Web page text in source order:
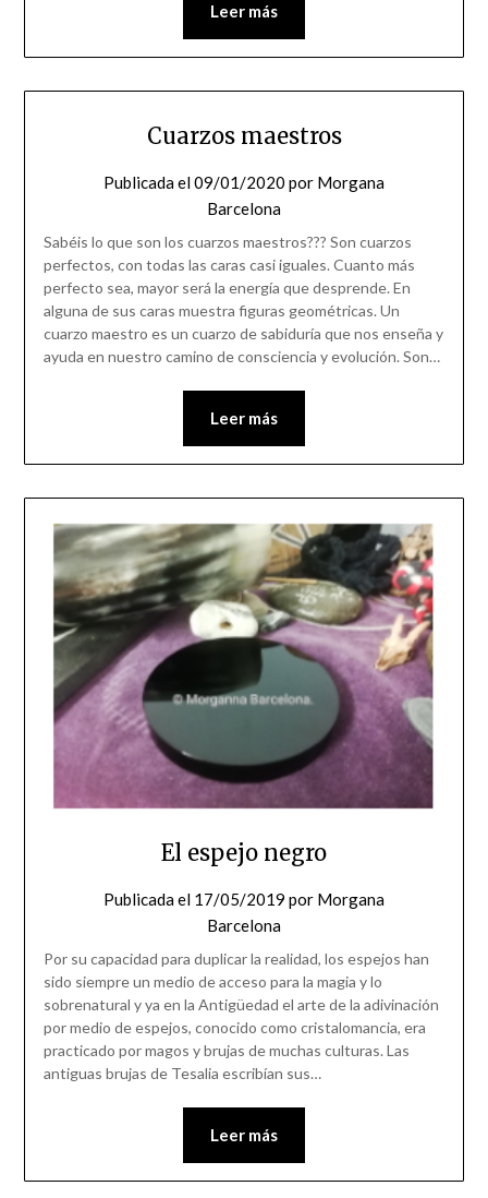
Leer más
Cuarzos maestros
Publicada el09/01/2020 por Morgana
Barcelona
Sabéis lo que son los cuarzos maestros??? Son cuarzos
perfectos, con todas las caras casi iguales. Cuanto más
perfecto sea, mayor será la energía que desprende. En
alguna de sus caras muestra figuras geométricas. Un
cuarzo maestro es un cuarzo de sabiduría que nos enseña y
ayuda en nuestro camino de consciencia y evolución. Son…
Leer más
El espejo negro
Publicada el 17/05/2019 por Morgana
Barcelona
Por su capacidad para duplicar la realidad, los espejos han
sido siempre un medio de acceso para la magia y lo
sobrenatural y ya en la Antigüedad el arte de la adivinación
por medio de espejos, conocido como cristalomancia, era
practicado por magos y brujas de muchas culturas. Las
antiguas brujas de Tesalia escribían sus…
Leer más